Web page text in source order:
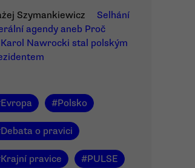
Szymankiewicz
Selhání
agendy aneb Proč
Nawrocki stal polským
Evropa #Polsko
Debata o pravici
Krajní pravice #PULSE